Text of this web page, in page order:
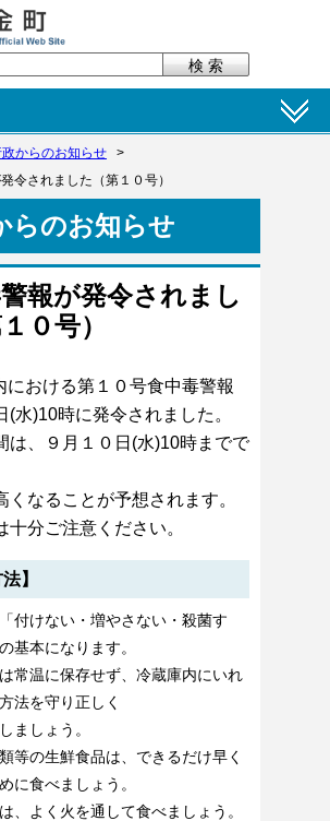
からのお知らせ
>
令されました（第１０号）
らのお知らせ
報が発令されまし
０号）
における第１０号食中毒警報
(水)10時に発令されました。
、９ 月１０日(水)10時までで
くなることが予想されます。
十分ご注意ください。
】
付けない・増やさない・殺菌す
基本になります。
常温に保存せず、冷蔵庫内にいれ
法を守り正しく
しょう。
等の生鮮食品は、できるだけ早く
に食べましょう。
、よく火を通して食べましょう。